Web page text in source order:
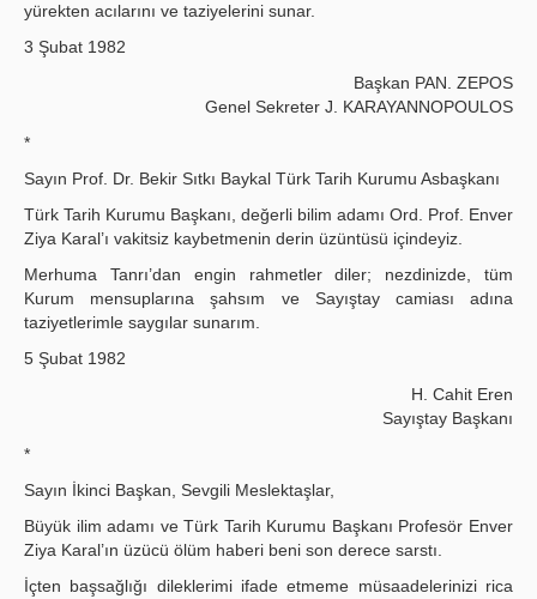
yürekten acılarını ve taziyelerini sunar.
3 Şubat 1982
Başkan PAN. ZEPOS
Genel Sekreter J. KARAYANNOPOULOS
*
Sayın Prof. Dr. Bekir Sıtkı Baykal Türk Tarih Kurumu Asbaşkanı
Türk Tarih Kurumu Başkanı, değerli bilim adamı Ord. Prof. Enver
Ziya Karal’ı vakitsiz kaybetmenin derin üzüntüsü içindeyiz.
Merhuma Tanrı’dan engin rahmetler diler; nezdinizde, tüm
Kurum mensuplarına şahsım ve Sayıştay camiası adına
taziyetlerimle saygılar sunarım.
5 Şubat 1982
H. Cahit Eren
Sayıştay Başkanı
*
Sayın İkinci Başkan, Sevgili Meslektaşlar,
Büyük ilim adamı ve Türk Tarih Kurumu Başkanı Profesör Enver
Ziya Karal’ın üzücü ölüm haberi beni son derece sarstı.
İçten başsağlığı dileklerimi ifade etmeme müsaadelerinizi rica